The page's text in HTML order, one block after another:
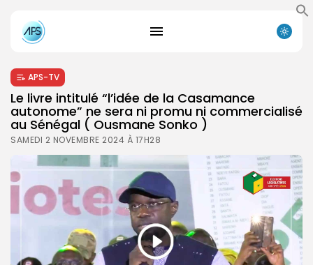
APS-TV
Le livre intitulé “l’idée de la Casamance
autonome” ne sera ni promu ni commercialisé
au Sénégal ( Ousmane Sonko )
SAMEDI 2 NOVEMBRE 2024 À 17H28